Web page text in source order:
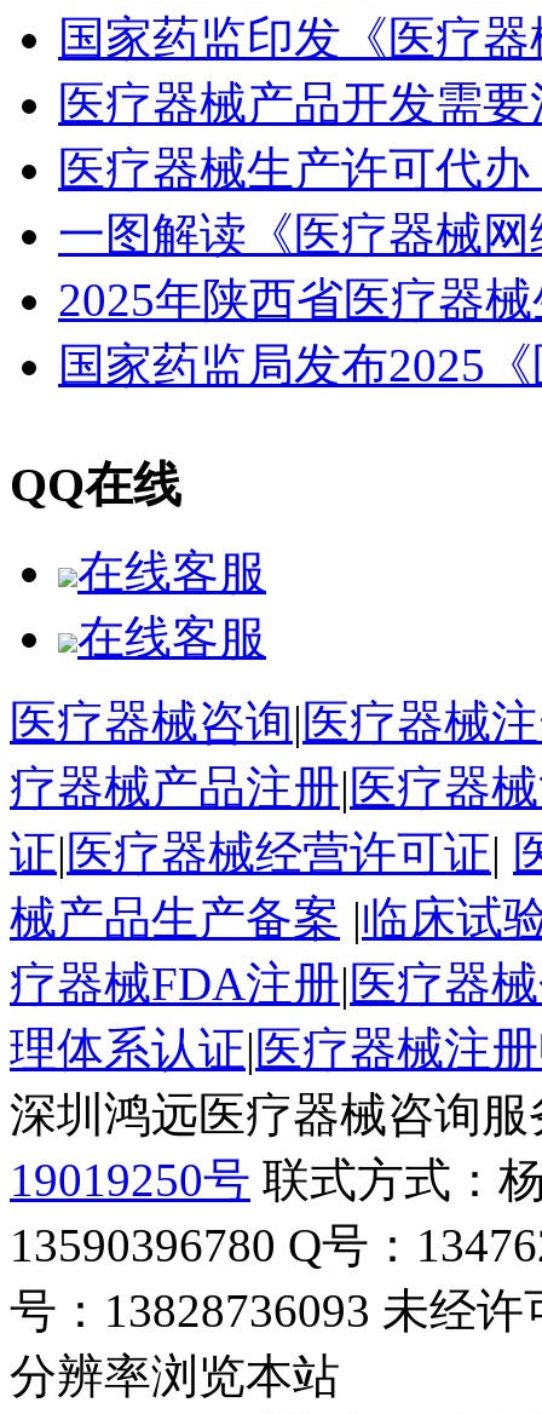
国家药监印发《医疗
医疗器械产品开发需
医疗器械生产许可代
一图解读《医疗器械
2025年陕西省医疗器
国家药监局发布2025
QQ在线
在线客服
在线客服
医疗器械咨询|医疗器械
疗器械产品注册|医疗器
证|医疗器械经营许可证|
械产品生产备案 |临床试
疗器械FDA注册|医疗器
理体系认证|医疗器械注
深圳鸿远医疗器械咨询
19019250号 联式方式：
13590396780 Q号：
号：13828736093 未经
分辨率浏览本站